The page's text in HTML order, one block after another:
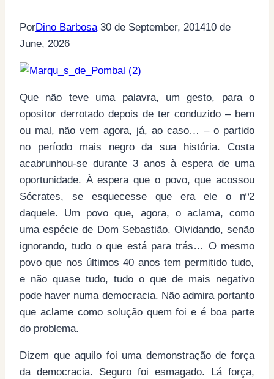
PorDino Barbosa 30 de September, 201410 de
June, 2026
Que não teve uma palavra, um gesto, para o
opositor derrotado depois de ter conduzido – bem
ou mal, não vem agora, já, ao caso… – o partido
no período mais negro da sua história. Costa
acabrunhou-se durante 3 anos à espera de uma
oportunidade. À espera que o povo, que acossou
Sócrates, se esquecesse que era ele o nº2
daquele. Um povo que, agora, o aclama, como
uma espécie de Dom Sebastião. Olvidando, senão
ignorando, tudo o que está para trás… O mesmo
povo que nos últimos 40 anos tem permitido tudo,
e não quase tudo, tudo o que de mais negativo
pode haver numa democracia. Não admira portanto
que aclame como solução quem foi e é boa parte
do problema.
Dizem que aquilo foi uma demonstração de força
da democracia. Seguro foi esmagado. Lá força,